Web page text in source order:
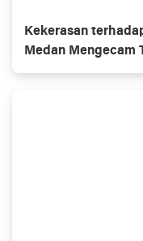
Kekerasan
Medan Mengecam
Berkedok OKP